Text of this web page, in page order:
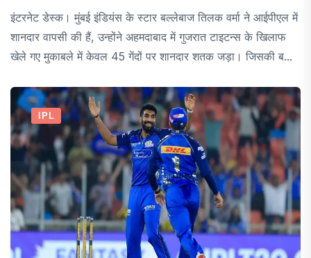
इंटरनेट डेस्क। मुंबई इंडियंस के स्टार बल्लेबाज तिलक वर्मा ने आईपीएल में
शानदार वापसी की हैं, उन्होंने अहमदाबाद में गुजरात टाइटन्स के खिलाफ
खेले गए मुकाबले में केवल 45 गेंदों पर शानदार शतक जड़ा। जिसकी ब...
IPL